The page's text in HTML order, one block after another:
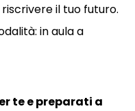
il tuo futuro.
in aula a
te e preparati a